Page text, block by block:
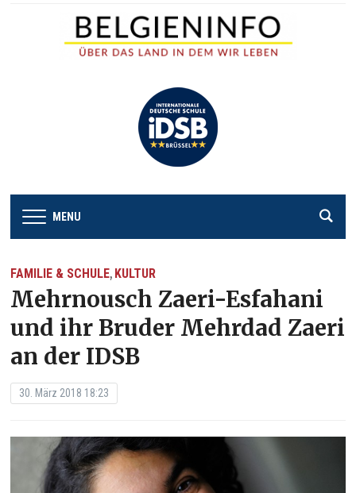
MENU
FAMILIE & SCHULE, KULTUR
Mehrnousch Zaeri-Esfahani
und ihr Bruder Mehrdad Zaeri
an der IDSB
30. März 2018 18:23